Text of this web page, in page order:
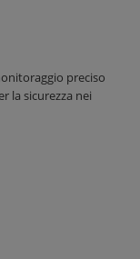
preciso
la sicurezza nei
HMI frontale
elettrico